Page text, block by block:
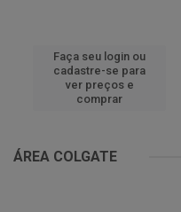
Faça seu login ou
cadastre-se para
ver preços e
comprar
ÁREA COLGATE